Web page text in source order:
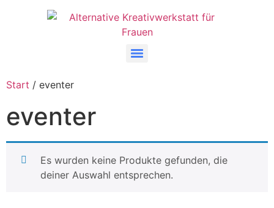
Start / eventer
eventer
Es wurden keine Produkte gefunden, die
deiner Auswahl entsprechen.